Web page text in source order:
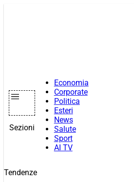
Sezioni
Economia
Corporate
Politica
Esteri
News
Salute
Sport
AI TV
Tendenze